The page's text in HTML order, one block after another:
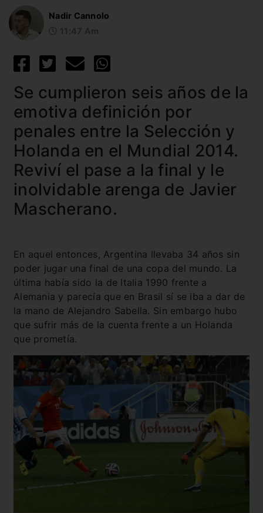
Nadir Cannolo
Se cumplieron seis años de la
emotiva definición por
penales entre la Selección y
Holanda en el Mundial 2014.
Reviví el pase a la final y le
inolvidable arenga de Javier
Mascherano.
En aquel entonces, Argentina llevaba 34 años sin
poder jugar una final de una copa del mundo. La
última había sido la de Italia 1990 frente a
Alemania y parecía que en Brasil sí se iba a dar de
la mano de Alejandro Sabella. Sin embargo hubo
que sufrir más de la cuenta frente a un Holanda
que prometía.